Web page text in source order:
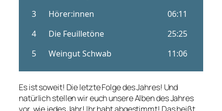
Es ist soweit! Die letzte Folge des Jahres! Und
natürlich stellen wir euch unsere Alben des Jahres